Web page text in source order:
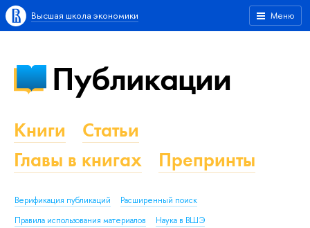
Меню
Высшая школа экономики
Публикации
Книги
Статьи
Главы в книгах
Препринты
Верификация публикаций
Расширенный поиск
Правила использования материалов
Наука в ВШЭ